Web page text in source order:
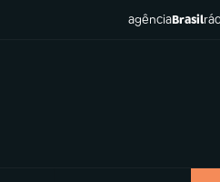
agênciaBrasil